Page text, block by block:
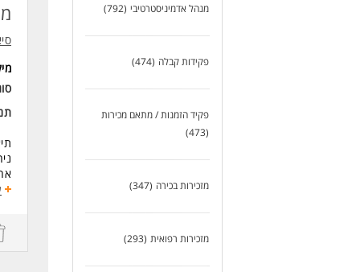
מנהל אדמיניסטרטיבי (792)
פקידות קבלה (474)
פקיד הזמנות / מתאם מכירות
(473)
מזכירות בכירה (347)
מזכירות רפואית (293)
-